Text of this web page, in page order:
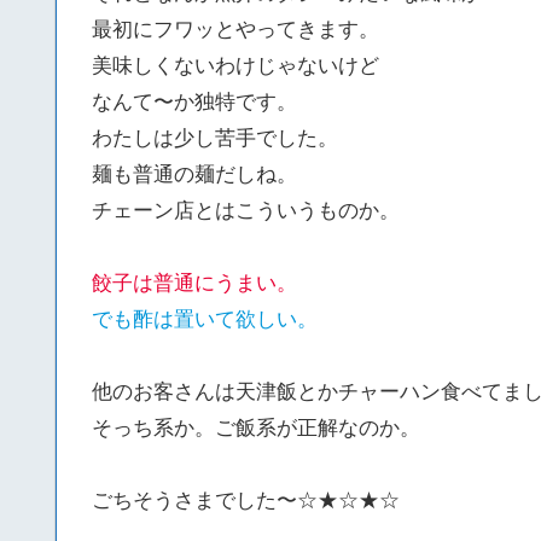
最初にフワッとやってきます。
美味しくないわけじゃないけど
なんて〜か独特です。
わたしは少し苦手でした。
麺も普通の麺だしね。
チェーン店とはこういうものか。
餃子は普通にうまい。
でも酢は置いて欲しい。
他のお客さんは天津飯とかチャーハン食べてま
そっち系か。ご飯系が正解なのか。
ごちそうさまでした〜☆★☆★☆